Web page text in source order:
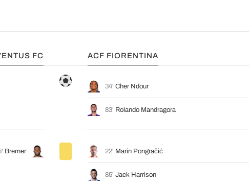
FC ACF FIORENTINA
34' Cher Ndour
83' Rolando Mandragora
Bremer 22' Marin Pongračić
85' Jack Harrison